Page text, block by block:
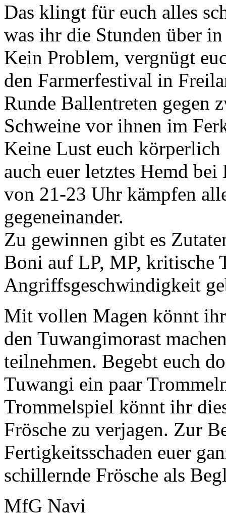
Das klingt für euch alles
was ihr die Stunden über
Kein Problem, vergnügt
den Farmerfestival in
Runde Ballentreten gegen
Schweine vor ihnen im
Keine Lust euch
auch euer letztes Hemd
von 21-23 Uhr kämpfen
gegeneinander.
Zu gewinnen gibt es
Boni auf LP, MP, kritische
Angriffsgeschwindigkeit
Mit vollen Magen könnt
den Tuwangimorast
teilnehmen. Begebt euch
Tuwangi ein paar
Trommelspiel könnt ihr
Frösche zu verjagen. Zur
Fertigkeitsschaden euer
schillernde Frösche als
MfG Navi